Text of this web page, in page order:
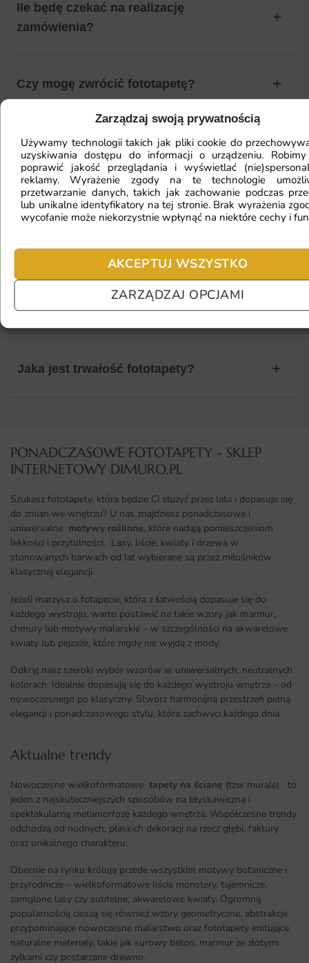
Zarządzaj swoją prywatnością
Używamy technologii takich jak pliki cookie do
uzyskiwania dostępu do informacji o urządzeniu.
poprawić jakość przeglądania i wyświetlać
reklamy. Wyrażenie zgody na te technologie
przetwarzanie danych, takich jak zachowanie podczas
lub unikalne identyfikatory na tej stronie. Brak wyrażenia
wycofanie może niekorzystnie wpłynąć na niektóre cechy i
AKCEPTUJ WSZYSTKO
ZARZĄDZAJ OPCJAMI
Ile będę czekać na realizację
zamówienia?
Czy mogę zwrócić fototapetę?
Jak zamontować fototapetę? / Jak
przygotować ścianę?
Fototapeta ma inny kolor na telefonie
Jaki materiał wybrać?
Jaka jest trwałość fototapety?
PONADCZASOWE FOTOTAPETY - SKLEP
INTERNETOWY DIMURO.PL​
Szukasz fototapety, która będzie Ci służyć przez lata i dopasuje się
do zmian we wnętrzu? U nas znajdziesz ponadczasowe i
uniwersalne motywy roślinne, które nadają pomieszczeniom
lekkości i przytulności. Lasy, liście, kwiaty i drzewa w
stonowanych barwach od lat wybierane są przez miłośników
klasycznej elegancji.
Jeżeli marzysz o fotapecie, która z łatwością dopasuje się do
każdego wystroju, warto postawić na takie wzory jak marmur,
chmury lub motywy malarskie – w szczególności na akwarelowe
kwiaty lub pejzaże, które nigdy nie wyjdą z mody.
Odkryj nasz szeroki wybór wzorów w uniwersalnych, neutralnych
kolorach. Idealnie dopasują się do każdego wystroju wnętrza – od
nowoczesnego po klasyczny. Stwórz harmonijną przestrzeń pełną
elegancji i ponadczasowego stylu, która zachwyci każdego dnia
Aktualne trendy​
Nowoczesne wielkoformatowe tapety na ścianę (tzw murale) to
jeden z najskuteczniejszych sposobów na błyskawiczną i
spektakularną metamorfozę każdego wnętrza. Współczesne trendy
odchodzą od nudnych, płaskich dekoracji na rzecz głębi, faktury
oraz unikalnego charakteru.
Obecnie na rynku królują przede wszystkim motywy botaniczne i
przyrodnicze – wielkoformatowe liście monstery, tajemnicze,
zamglone lasy czy subtelne, akwarelowe kwiaty. Ogromną
popularnością cieszą się również wzory geometryczne, abstrakcje
przypominające nowoczesne malarstwo oraz fototapety imitujące
naturalne materiały, takie jak surowy beton, marmur ze złotymi
żyłkami czy postarzane drewno.